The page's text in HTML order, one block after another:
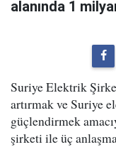
alanında 1
Suriye Elektrik
artırmak ve Suriye
güçlendirmek
şirketi ile üç